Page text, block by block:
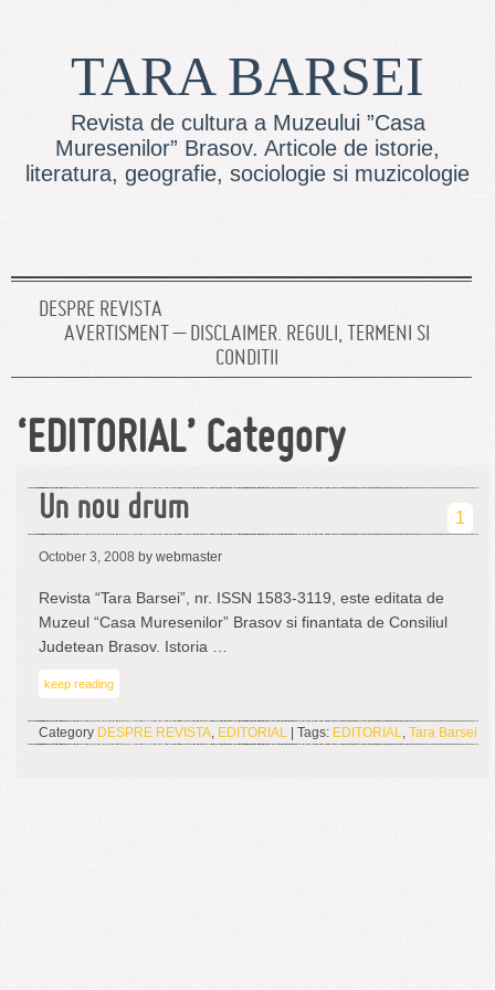
TARA BARSEI
Revista de cultura a Muzeului ”Casa
Muresenilor” Brasov. Articole de istorie,
literatura, geografie, sociologie si muzicologie
DESPRE REVISTA
AVERTISMENT – DISCLAIMER. REGULI, TERMENI SI
CONDITII
‘EDITORIAL’ Category
Un nou drum 1
October 3, 2008 by webmaster
Revista “Tara Barsei”, nr. ISSN 1583-3119, este editata de
Muzeul “Casa Muresenilor” Brasov si finantata de Consiliul
Judetean Brasov. Istoria …
keep reading
Category DESPRE REVISTA, EDITORIAL | Tags: EDITORIAL, Tara Barsei